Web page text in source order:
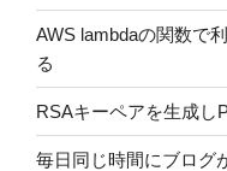
AWS lambdaの関数で
る
RSAキーペアを生成し
毎日同じ時間にブログ